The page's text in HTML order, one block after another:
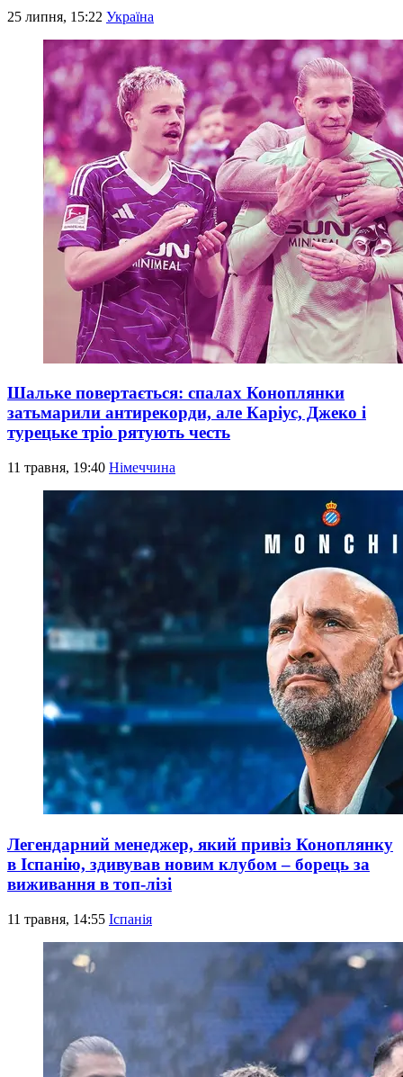
25 липня, 15:22 Україна
Шальке повертається: спалах Коноплянки
затьмарили антирекорди, але Каріус, Джеко і
турецьке тріо рятують честь
11 травня, 19:40 Німеччина
Легендарний менеджер, який привіз Коноплянку
в Іспанію, здивував новим клубом – борець за
виживання в топ-лізі
11 травня, 14:55 Іспанія